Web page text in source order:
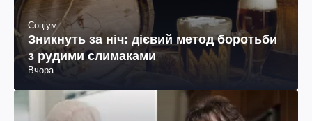
Соціум
Зникнуть за ніч: дієвий метод боротьби
з рудими слимаками
Вчора